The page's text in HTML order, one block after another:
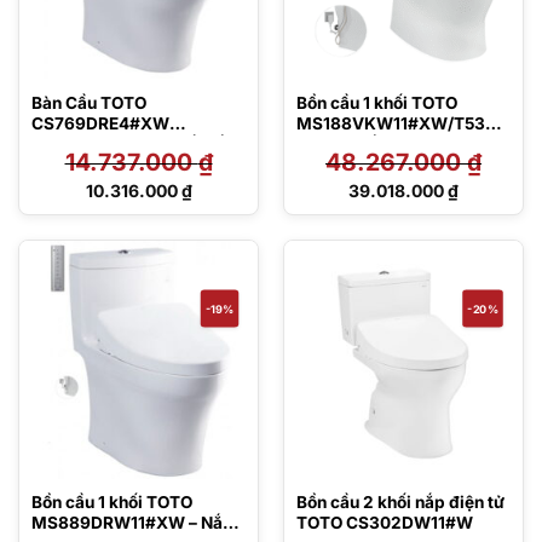
Bàn Cầu TOTO
CS769DRE4#XW
14.737.000₫
Giá
14.737.000 ₫.
10.316.000₫
Giá
tại
10.316.000 ₫.
Bồn cầu 1 khối TOTO
MS188VKW11#XW/T53P1
48.267.000₫
Giá
48.267.000 ₫.
39.018.000₫
Giá
39.018.000 ₫.
-19%
Bồn cầu 1 khối TOTO
MS889DRW11#XW – Nắp
-20%
Bồn cầu 2 khối nắp điện tử
TOTO CS302DW11#W